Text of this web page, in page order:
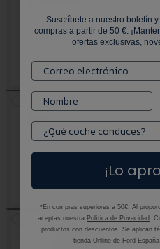
Suscríbete a nuestro boletín
compras a partir de 50 €.
ofertas exclusivas,
¡Lo
*En compras superiores a 50€. Al
aceptas nuestra Política de Privacidad .
productos con descuentos. Se aplican
tienda Online de Ford